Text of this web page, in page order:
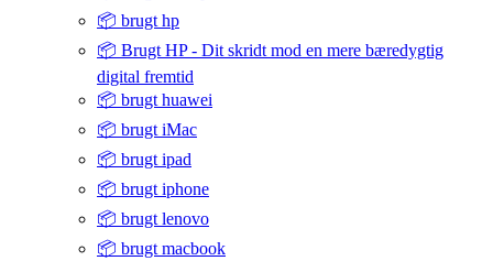
📦 brugt hp
📦 Brugt HP - Dit skridt mod en mere bæredygtig
digital fremtid
📦 brugt huawei
📦 brugt iMac
📦 brugt ipad
📦 brugt iphone
📦 brugt lenovo
📦 brugt macbook